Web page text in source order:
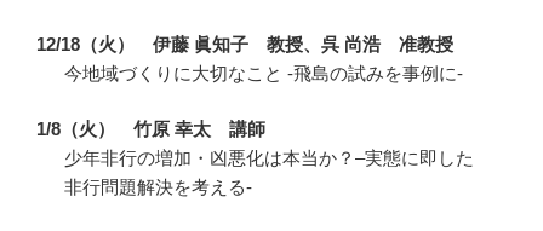
12/18（火） 伊藤 眞知子 教授、呉 尚浩 准教授
今地域づくりに大切なこと -飛島の試みを事例に-
1/8（火） 竹原 幸太 講師
少年非行の増加・凶悪化は本当か？–実態に即した
非行問題解決を考える-